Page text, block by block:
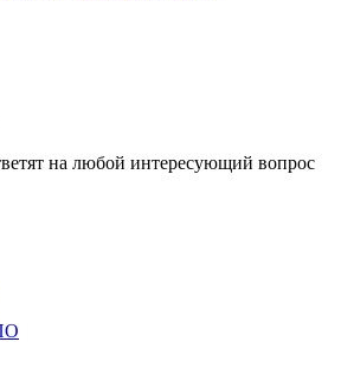
на любой интересующий вопрос